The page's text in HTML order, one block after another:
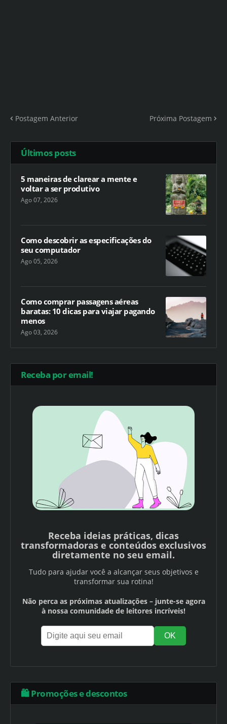
Postagem Anterior Próxima Postagem
Últimos posts
5 maneiras de clarear a mente e
voltar a ser produtivo
Ago 07, 2026
Como descobrir as especificações do
seu computador
Ago 05, 2026
Como comprar passagens aéreas
baratas: 10 dicas para viajar pagando
menos
Ago 03, 2026
Receba por email!
Receba ideias práticas, dicas
transformadoras e conteúdos exclusivos
diretamente no seu email.
Tudo para ajudar você a alcançar seus objetivos e
transformar sua rotina!
Não perca as próximas atualizações – junte-se agora
à nossa comunidade de leitores incríveis!
🛍️ Promoções e descontos